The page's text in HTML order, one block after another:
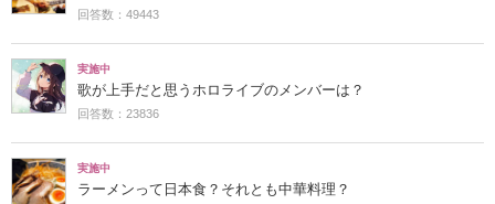
回答数：49443
実施中
歌が上手だと思うホロライブのメンバーは？
回答数：23836
実施中
ラーメンって日本食？それとも中華料理？